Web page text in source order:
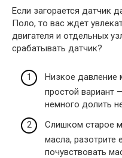
Если загорается датчик
Поло, то вас ждет
двигателя и отдельных
срабатывать датчик?
Низкое давление
простой вариант
немного долить
Слишком старое
масла,
почувствовать